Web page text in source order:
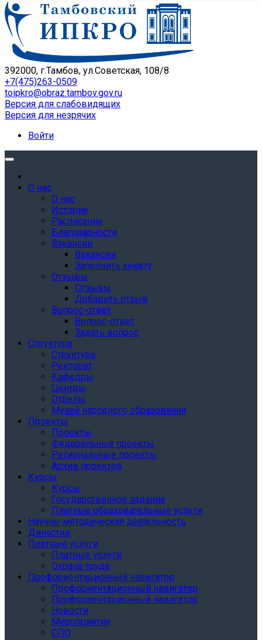
392000, г.Тамбов, ул.Советская, 108/8
+7(475)263-0509
toipkro@obraz.tambov.gov.ru
Версия для слабовидящих
Версия для незрячих
Войти
О нас
О нас
История
Расписание
Благодарности
Вакансии
Вакансии
Заполнить анкету
Отзывы
Отзывы
Добавить отзыв
Вопрос-ответ
Вопрос-ответ
Задать вопрос
Структура
Структура
Ректорат
Кафедры
Центры
Отделы
Музей народного образования
Проекты
Проекты
Федеральные проекты
Региональные проекты
Архив проектов
Курсы
Курсы
Государственное задание
Платные образовательные услуги
Научно-методическая деятельность
Династии
Платные услуги
Платные услуги
Охрана труда
Профориентационный навигатор
Профориентационный навигатор
Профориентационный навигатор
Новости
Мероприятия
СПО